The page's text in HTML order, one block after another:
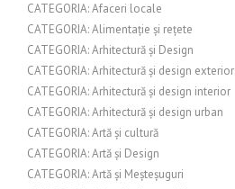
CATEGORIA: Afaceri locale
CATEGORIA: Alimentație și rețete
CATEGORIA: Arhitectură și Design
CATEGORIA: Arhitectură și design exterior
CATEGORIA: Arhitectură și design interior
CATEGORIA: Arhitectură și design urban
CATEGORIA: Artă și cultură
CATEGORIA: Artă și Design
CATEGORIA: Artă și Meșteșuguri